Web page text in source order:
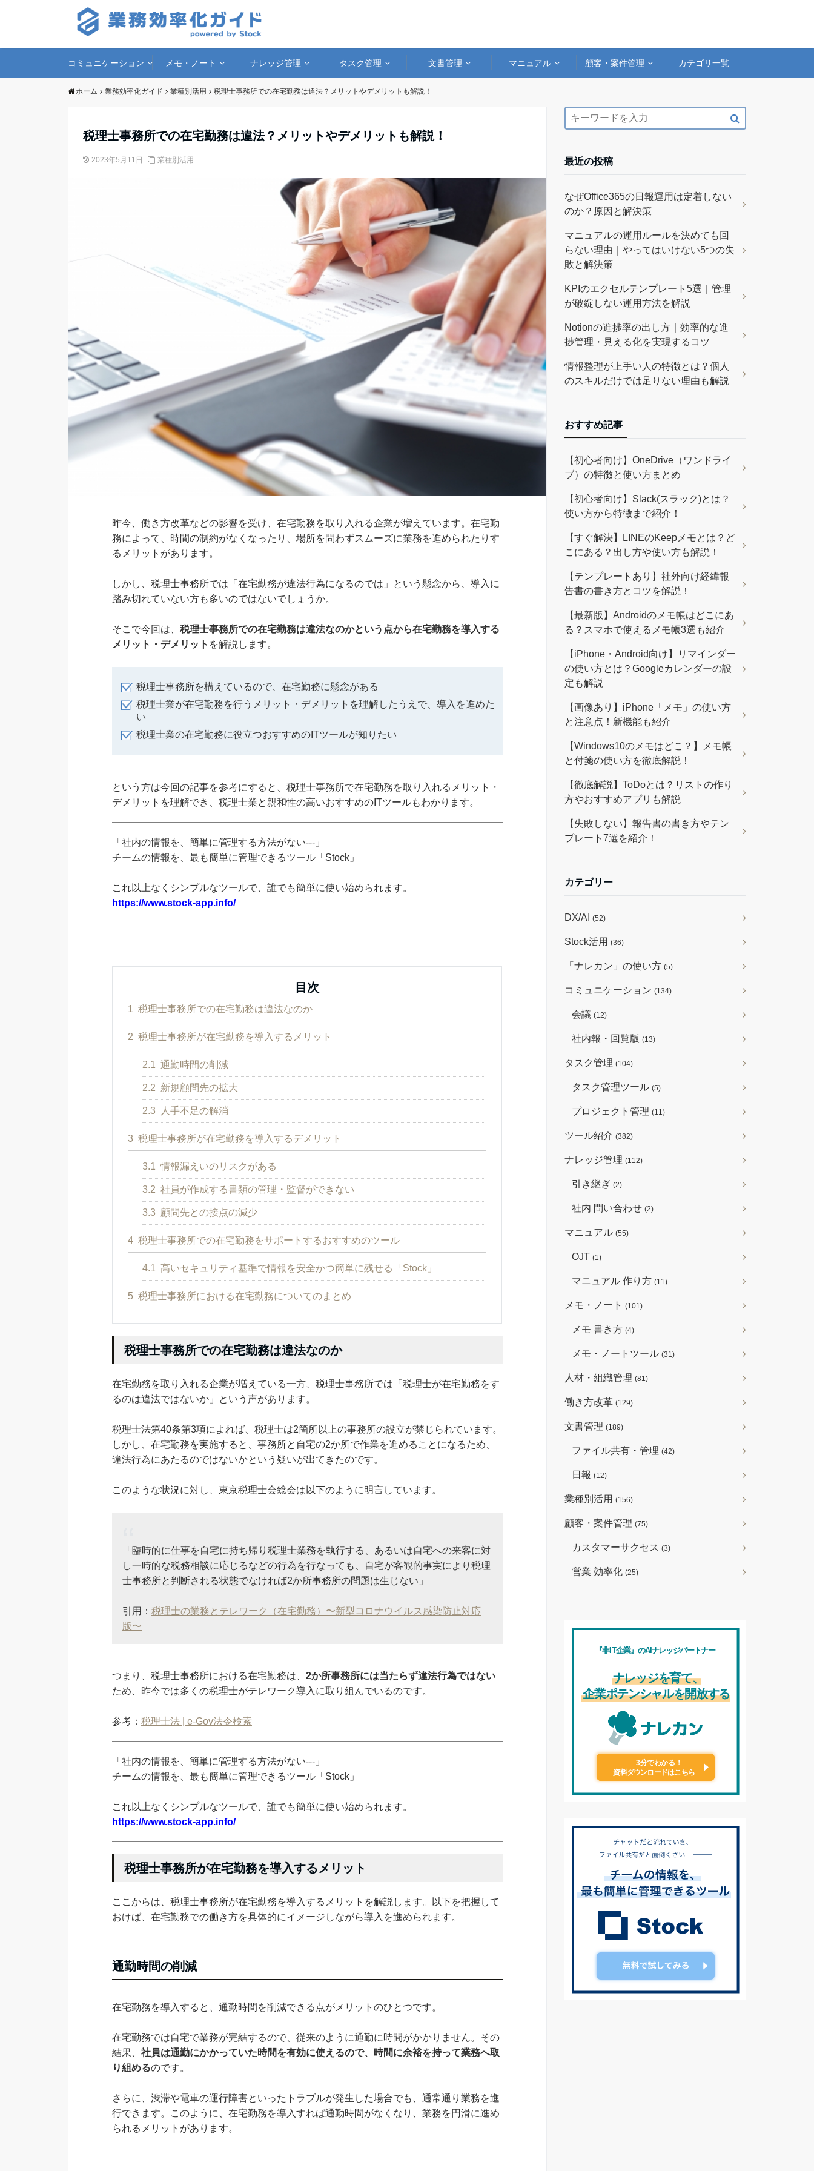
コミュニケーション メモ・ノート ナレッジ管理 タスク管理 文書管理 マニュアル 顧客・案件管理 カテゴリ一覧
ホーム 業務効率化ガイド 業種別活用 税理士事務所での在宅勤務は違法？メリットやデメリットも解説！
税理士事務所での在宅勤務は違法？メリットやデメリットも解説！
2023年5月11日 業種別活用
昨今、働き方改革などの影響を受け、在宅勤務を取り入れる企業が増えています。在宅勤
務によって、時間の制約がなくなったり、場所を問わずスムーズに業務を進められたりす
るメリットがあります。
しかし、税理士事務所では「在宅勤務が違法行為になるのでは」という懸念から、導入に
踏み切れていない方も多いのではないでしょうか。
そこで今回は、 税理士事務所での在宅勤務は違法なのかという点から在宅勤務を導入する
メリット・デメリット を解説します。
税理士事務所を構えているので、在宅勤務に懸念がある
税理士業が在宅勤務を行うメリット・デメリットを理解したうえで、導入を進めた
い
税理士業の在宅勤務に役立つおすすめのITツールが知りたい
という方は今回の記事を参考にすると、税理士事務所で在宅勤務を取り入れるメリット・
デメリットを理解でき、税理士業と親和性の高いおすすめのITツールもわかります。
「社内の情報を、簡単に管理する方法がない---」
チームの情報を、最も簡単に管理できるツール「Stock」
これ以上なくシンプルなツールで、誰でも簡単に使い始められます。
https://www.stock-app.info/
目次
1 税理士事務所での在宅勤務は違法なのか
2 税理士事務所が在宅勤務を導入するメリット
2.1 通勤時間の削減
2.2 新規顧問先の拡大
2.3 人手不足の解消
3 税理士事務所が在宅勤務を導入するデメリット
3.1 情報漏えいのリスクがある
3.2 社員が作成する書類の管理・監督ができない
3.3 顧問先との接点の減少
4 税理士事務所での在宅勤務をサポートするおすすめのツール
4.1 高いセキュリティ基準で情報を安全かつ簡単に残せる「Stock」
5 税理士事務所における在宅勤務についてのまとめ
税理士事務所での在宅勤務は違法なのか
在宅勤務を取り入れる企業が増えている一方、税理士事務所では「税理士が在宅勤務をす
るのは違法ではないか」という声があります。
税理士法第40条第3項によれば、税理士は2箇所以上の事務所の設立が禁じられています。
しかし、在宅勤務を実施すると、事務所と自宅の2か所で作業を進めることになるため、
違法行為にあたるのではないかという疑いが出てきたのです。
このような状況に対し、東京税理士会総会は以下のように明言しています。
「臨時的に仕事を自宅に持ち帰り税理士業務を執行する、あるいは自宅への来客に対
し一時的な税務相談に応じるなどの行為を行なっても、自宅が客観的事実により税理
士事務所と判断される状態でなければ2か所事務所の問題は生じない」
引用： 税理士の業務とテレワーク（在宅勤務）〜新型コロナウイルス感染防止対応
版〜
つまり、税理士事務所における在宅勤務は、 2か所事務所には当たらず違法行為ではない
ため、昨今では多くの税理士がテレワーク導入に取り組んでいるのです。
参考： 税理士法 | e-Gov法令検索
「社内の情報を、簡単に管理する方法がない---」
チームの情報を、最も簡単に管理できるツール「Stock」
これ以上なくシンプルなツールで、誰でも簡単に使い始められます。
https://www.stock-app.info/
税理士事務所が在宅勤務を導入するメリット
ここからは、税理士事務所が在宅勤務を導入するメリットを解説します。以下を把握して
おけば、在宅勤務での働き方を具体的にイメージしながら導入を進められます。
通勤時間の削減
在宅勤務を導入すると、通勤時間を削減できる点がメリットのひとつです。
在宅勤務では自宅で業務が完結するので、従来のように通勤に時間がかかりません。その
結果、 社員は通勤にかかっていた時間を有効に使えるので、時間に余裕を持って業務へ取
り組めるのです。
さらに、渋滞や電車の運行障害といったトラブルが発生した場合でも、通常通り業務を進
行できます。このように、在宅勤務を導入すれば通勤時間がなくなり、業務を円滑に進め
られるメリットがあります。
最近の投稿
なぜOffice365の日報運用は定着しない
のか？原因と解決策
マニュアルの運用ルールを決めても回
らない理由｜やってはいけない5つの失
敗と解決策
KPIのエクセルテンプレート5選｜管理
が破綻しない運用方法を解説
Notionの進捗率の出し方｜効率的な進
捗管理・見える化を実現するコツ
情報整理が上手い人の特徴とは？個人
のスキルだけでは足りない理由も解説
おすすめ記事
【初心者向け】OneDrive（ワンドライ
ブ）の特徴と使い方まとめ
【初心者向け】Slack(スラック)とは？
使い方から特徴まで紹介！
【すぐ解決】LINEのKeepメモとは？ど
こにある？出し方や使い方も解説！
【テンプレートあり】社外向け経緯報
告書の書き方とコツを解説！
【最新版】Androidのメモ帳はどこにあ
る？スマホで使えるメモ帳3選も紹介
【iPhone・Android向け】リマインダー
の使い方とは？Googleカレンダーの設
定も解説
【画像あり】iPhone「メモ」の使い方
と注意点！新機能も紹介
【Windows10のメモはどこ？】メモ帳
と付箋の使い方を徹底解説！
【徹底解説】ToDoとは？リストの作り
方やおすすめアプリも解説
【失敗しない】報告書の書き方やテン
プレート7選を紹介！
カテゴリー
DX/AI (52)
Stock活用 (36)
「ナレカン」の使い方 (5)
コミュニケーション (134)
会議 (12)
社内報・回覧版 (13)
タスク管理 (104)
タスク管理ツール (5)
プロジェクト管理 (11)
ツール紹介 (382)
ナレッジ管理 (112)
引き継ぎ (2)
社内 問い合わせ (2)
マニュアル (55)
OJT (1)
マニュアル 作り方 (11)
メモ・ノート (101)
メモ 書き方 (4)
メモ・ノートツール (31)
人材・組織管理 (81)
働き方改革 (129)
文書管理 (189)
ファイル共有・管理 (42)
日報 (12)
業種別活用 (156)
顧客・案件管理 (75)
カスタマーサクセス (3)
営業 効率化 (25)